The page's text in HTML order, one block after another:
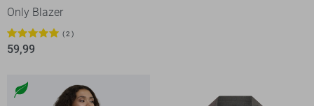
Only Blazer
2
59,99